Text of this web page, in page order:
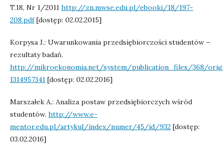
T.18, Nr 1/2011 http://zn.mwse.edu.pl/ebooki/18/197-
208.pdf[dostęp: 02.02.2015]
Korpysa J.: Uwarunkowania przedsiębiorczości studentów –
rezultaty badań.
http://mikroekonomia.net/system/publication_files/368/
1314957341 [dostęp: 02.02.2016]
Marszałek A.: Analiza postaw przedsiębiorczych wśród
studentów. http://www.e-
mentor.edu.pl/artykul/index/numer/45/id/932 [dostęp:
03.02.2016]